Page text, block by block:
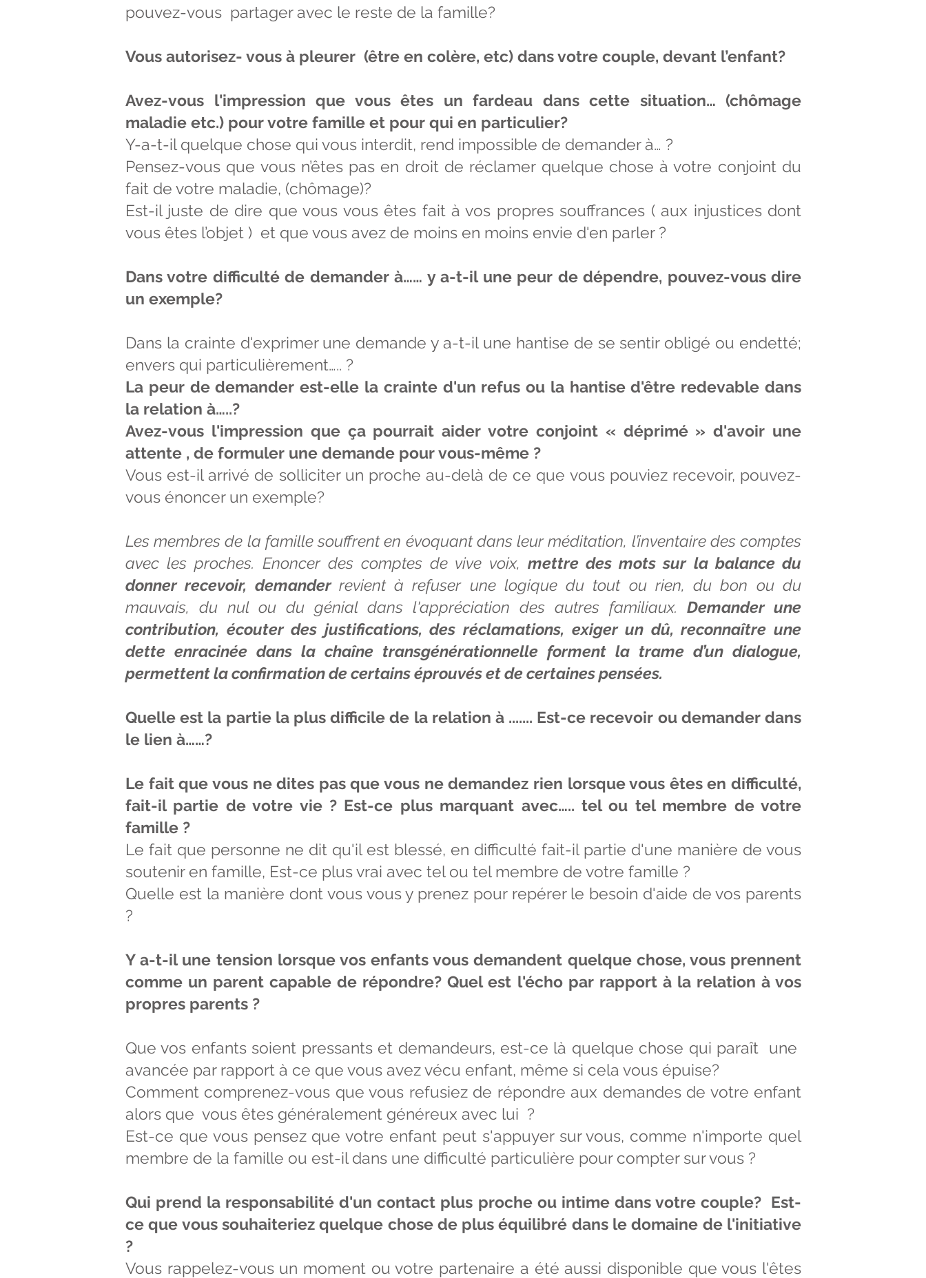
pouvez-vous partager avec le reste de la famille?
Vous autorisez- vous à pleurer (être en colère, etc) dans votre couple, devant l’enfant?
Avez-vous l'impression que vous êtes un fardeau dans cette situation… (chômage
maladie etc.) pour votre famille et pour qui en particulier?
Y-a-t-il quelque chose qui vous interdit, rend impossible de demander à… ?
Pensez-vous que vous n’êtes pas en droit de réclamer quelque chose à votre conjoint du
fait de votre maladie, (chômage)?
Est-il juste de dire que vous vous êtes fait à vos propres souffrances ( aux injustices dont
vous êtes l’objet ) et que vous avez de moins en moins envie d'en parler ?
Dans votre difficulté de demander à…… y a-t-il une peur de dépendre, pouvez-vous dire
un exemple?
Dans la crainte d'exprimer une demande y a-t-il une hantise de se sentir obligé ou endetté;
envers qui particulièrement….. ?
La peur de demander est-elle la crainte d'un refus ou la hantise d'être redevable dans
la relation à…..?
Avez-vous l'impression que ça pourrait aider votre conjoint « déprimé » d'avoir une
attente , de formuler une demande pour vous-même ?
Vous est-il arrivé de solliciter un proche au-delà de ce que vous pouviez recevoir, pouvez-
vous énoncer un exemple?
Les membres de la famille souffrent en évoquant dans leur méditation, l’inventaire des comptes
avec les proches. Enoncer des comptes de vive voix, mettre des mots sur la balance du
donner recevoir, demander revient à refuser une logique du tout ou rien, du bon ou du
mauvais, du nul ou du génial dans l'appréciation des autres familiaux. Demander une
contribution, écouter des justifications, des réclamations, exiger un dû, reconnaître une
dette enracinée dans la chaîne transgénérationnelle forment la trame d’un dialogue,
permettent la confirmation de certains éprouvés et de certaines pensées.
Quelle est la partie la plus difficile de la relation à ....... Est-ce recevoir ou demander dans
le lien à……?
Le fait que vous ne dites pas que vous ne demandez rien lorsque vous êtes en difficulté,
fait-il partie de votre vie ? Est-ce plus marquant avec….. tel ou tel membre de votre
famille ?
Le fait que personne ne dit qu'il est blessé, en difficulté fait-il partie d'une manière de vous
soutenir en famille, Est-ce plus vrai avec tel ou tel membre de votre famille ?
Quelle est la manière dont vous vous y prenez pour repérer le besoin d'aide de vos parents
?
Y a-t-il une tension lorsque vos enfants vous demandent quelque chose, vous prennent
comme un parent capable de répondre? Quel est l'écho par rapport à la relation à vos
propres parents ?
Que vos enfants soient pressants et demandeurs, est-ce là quelque chose qui paraît une
avancée par rapport à ce que vous avez vécu enfant, même si cela vous épuise?
Comment comprenez-vous que vous refusiez de répondre aux demandes de votre enfant
alors que vous êtes généralement généreux avec lui ?
Est-ce que vous pensez que votre enfant peut s'appuyer sur vous, comme n'importe quel
membre de la famille ou est-il dans une difficulté particulière pour compter sur vous ?
Qui prend la responsabilité d'un contact plus proche ou intime dans votre couple? Est-
ce que vous souhaiteriez quelque chose de plus équilibré dans le domaine de l'initiative
?
Vous rappelez-vous un moment ou votre partenaire a été aussi disponible que vous l'êtes